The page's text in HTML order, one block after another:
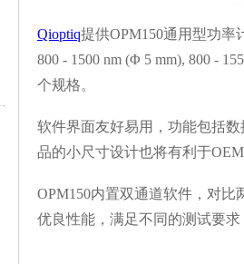
Qioptiq提供OPM150通用型功率
800 - 1500 nm (Φ 5 mm), 800 -
个规格。
软件界面友好易用，功能包括
品的小尺寸设计也将有利于
OPM150内置双通道软件，对
优良性能，满足不同的测试要求